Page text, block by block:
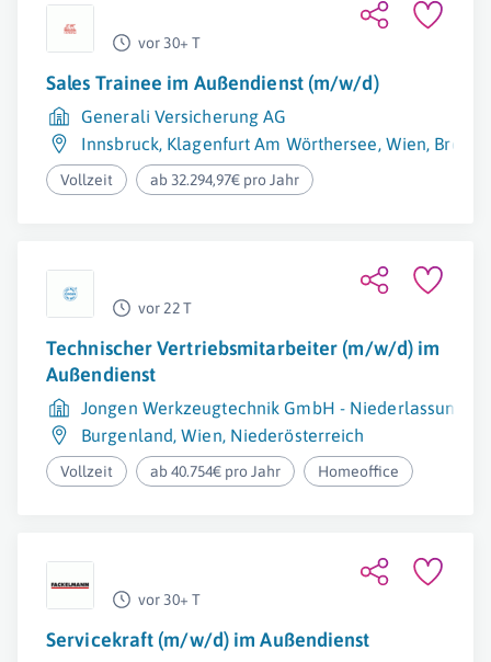
vor 30+ T
Sales Trainee im Außendienst (m/w/d)
Generali Versicherung AG
Innsbruck, Klagenfurt Am Wörthersee, Wien,
Vollzeit ab 32.294,97€ pro Jahr
vor 22 T
Technischer Vertriebsmitarbeiter (m/w/d) im
Außendienst
Jongen Werkzeugtechnik GmbH - Niederlassung
Burgenland,Wien, Niederösterreich
Vollzeit ab 40.754€ pro Jahr Homeoffice
vor 30+ T
Servicekraft (m/w/d) im Außendienst